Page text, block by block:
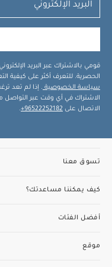
قومي بالاشتراك عبر البريد
الحصرية. للتعرف أكثر على كيفية
سياسة الخصوصية . إذا لم تعد
الاشتراك في أي وقت عبر التواصل
الاتصال على 96522252182+
.
تسوق معنا
كيف يمكننا مساعدتك؟
أفضل الفئات
موقع